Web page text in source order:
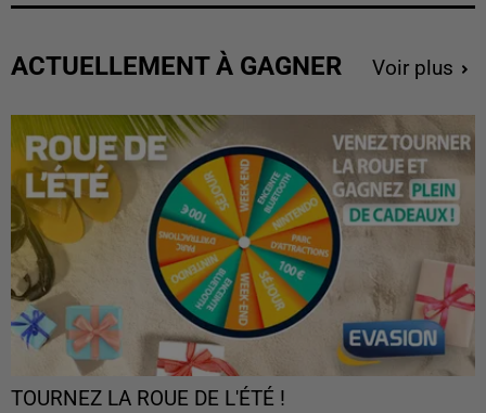
ACTUELLEMENT À GAGNER Voir plus
TOURNEZ LA ROUE DE L'ÉTÉ !